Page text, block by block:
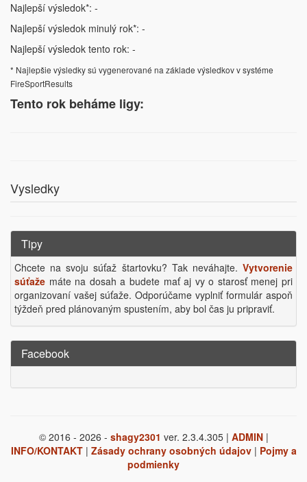
Najlepší výsledok*: -
Najlepší výsledok minulý rok*: -
Najlepší výsledok tento rok: -
* Najlepšie výsledky sú vygenerované na základe výsledkov v systéme
FireSportResults
Tento rok beháme ligy:
Vysledky
Tipy
Chcete na svoju súťaž štartovku? Tak neváhajte. Vytvorenie
súťaže máte na dosah a budete mať aj vy o starosť menej pri
organizovaní vašej súťaže. Odporúčame vyplniť formulár aspoň
týždeň pred plánovaným spustením, aby bol čas ju pripraviť.
Facebook
© 2016 - 2026 - shagy2301 ver. 2.3.4.305 | ADMIN|
INFO/KONTAKT| Zásady ochrany osobných údajov| Pojmy a
podmienky